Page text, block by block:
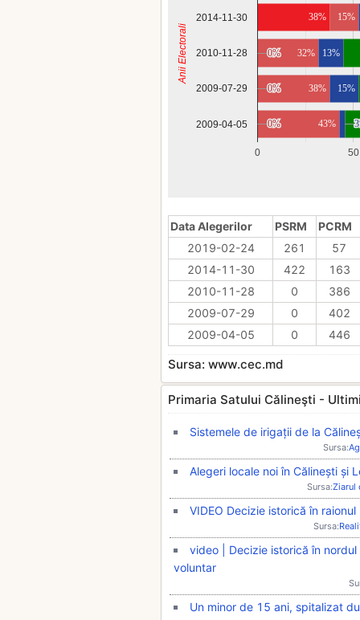
0 50
2014-11-30
2010-11-28
2009-07-29
2009-04-05
38%
0%
0%
0%
0%
0%
0%
15%
32%
38%
43%
13%
15%
Anii Electorali
Data Alegerilor PSRM
PCRM
2019-02-24
261
57
2014-11-30
422
163
2010-11-28
0
386
2009-07-29
0
402
2009-04-05
0 446
Sursa: www.cec.md
Primaria Satului Călineşti -
Sistemele de irigații de la
Sursa:
Alegeri locale noi în Călinești și
Sursa:Ziarul
VIDEO Decizie istorică în
Sursa:
video | Decizie istorică în
voluntar
Un minor de 15 ani, spitalizat